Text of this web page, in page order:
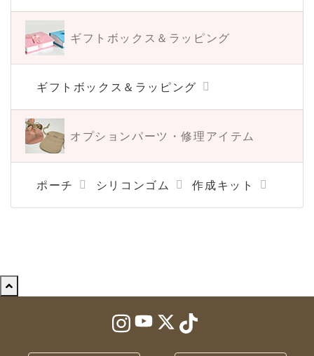
ギフトボックス＆ ラッピング
ギフトボックス＆ラッピング
オプションパーツ・修理アイテム
ポーチ シリコンゴム 作成キット